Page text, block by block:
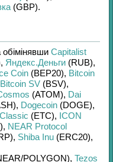
(GBP).
Capitalist
, Яндекс.Деньги (RUB),
Coin (BEP20), Bitcoin
Bitcoin SV (BSV),
(ATOM), Dai
, Dogecoin (DOGE),
(ETC), ICON
, NEAR Protocol
, Shiba Inu (ERC20),
POLYGON), Tezos